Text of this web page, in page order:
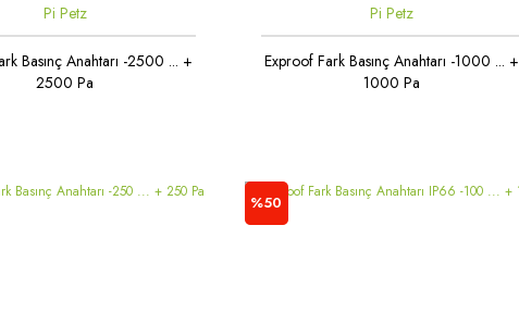
Pi Petz
Basınç Anahtarı -2500 ... +
2500 Pa
Pi Petz
Exproof Fark Basınç Anahtarı -1000 ... +
1000 Pa
%50